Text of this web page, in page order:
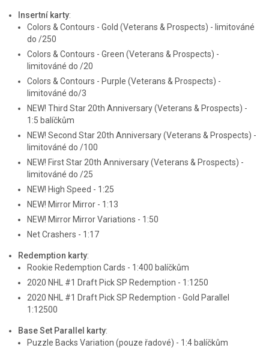
Insertní karty:
Colors & Contours - Gold (Veterans & Prospects) - limitováné
do /250
Colors & Contours - Green (Veterans & Prospects) -
limitováné do /20
Colors & Contours - Purple (Veterans & Prospects) -
limitováné do/3
NEW! Third Star 20th Anniversary (Veterans & Prospects) -
1:5 balíčkům
NEW! Second Star 20th Anniversary (Veterans & Prospects) -
limitováné do /100
NEW! First Star 20th Anniversary (Veterans & Prospects) -
limitováné do /25
NEW! High Speed - 1:25
NEW! Mirror Mirror - 1:13
NEW! Mirror Mirror Variations - 1:50
Net Crashers - 1:17
Redemption karty:
Rookie Redemption Cards - 1:400 balíčkům
2020 NHL #1 Draft Pick SP Redemption - 1:1250
2020 NHL #1 Draft Pick SP Redemption - Gold Parallel
1:12500
Base Set Parallel karty:
Puzzle Backs Variation (pouze řadové) - 1:4 balíčkům